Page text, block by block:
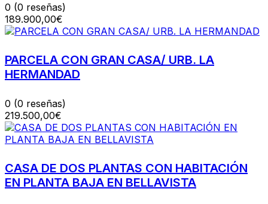
0 (0 reseñas)
189.900,00€
PARCELA CON GRAN CASA/ URB. LA
HERMANDAD
0 (0 reseñas)
219.500,00€
CASA DE DOS PLANTAS CON HABITACIÓN
EN PLANTA BAJA EN BELLAVISTA